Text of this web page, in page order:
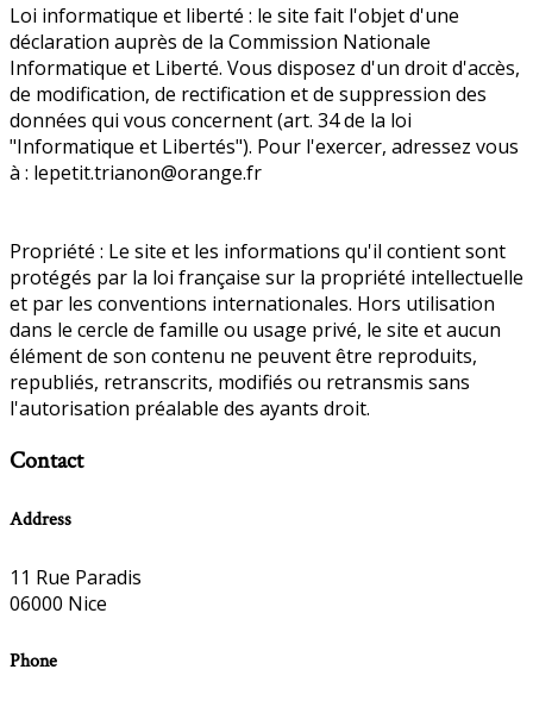
Loi informatique et liberté : le site fait l'objet d'une
déclaration auprès de la Commission Nationale
Informatique et Liberté. Vous disposez d'un droit d'accès,
de modification, de rectification et de suppression des
données qui vous concernent (art. 34 de la loi
"Informatique et Libertés"). Pour l'exercer, adressez vous
à : lepetit.trianon@orange.fr
Propriété : Le site et les informations qu'il contient sont
protégés par la loi française sur la propriété intellectuelle
et par les conventions internationales. Hors utilisation
dans le cercle de famille ou usage privé, le site et aucun
élément de son contenu ne peuvent être reproduits,
republiés, retranscrits, modifiés ou retransmis sans
l'autorisation préalable des ayants droit.
Contact
Address
11 Rue Paradis
06000 Nice
Phone